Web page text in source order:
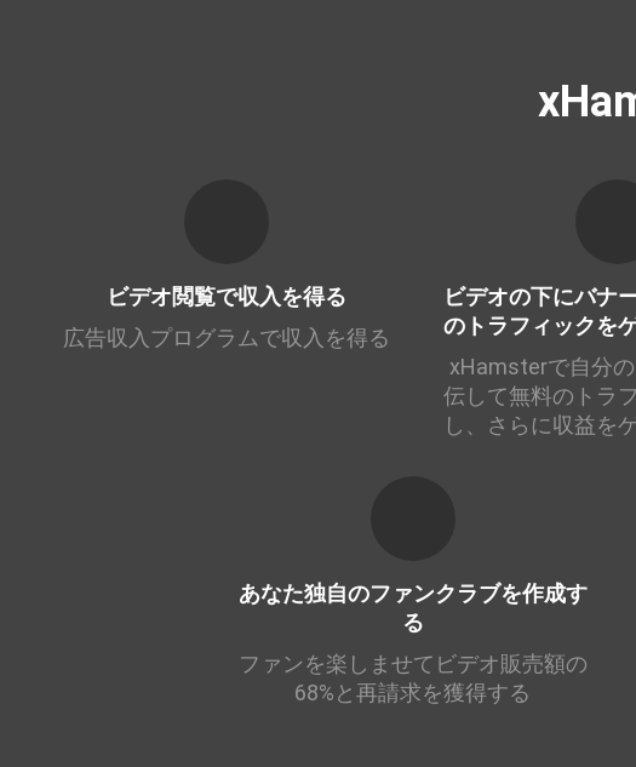
ビデオ閲覧で収入を得る
広告収入プログラムで収入を得る
ビデオの下にバナ
のトラフィックを
xHamsterで自分
伝して無料のトラ
し、さらに収益を
あなた独自のファンクラブを作成す
る
ファンを楽しませてビデオ販売額の
68%と再請求を獲得する